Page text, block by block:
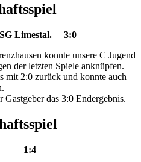
Limestal. 3:0
konnte unsere C Jugend
der letzten Spiele anknüpfen.
mit 2:0 zurück und konnte auch
das 3:0 Endergebnis.
1:4